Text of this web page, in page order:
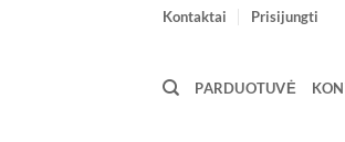
Kontaktai Prisijungti
PARDUOTUVĖ